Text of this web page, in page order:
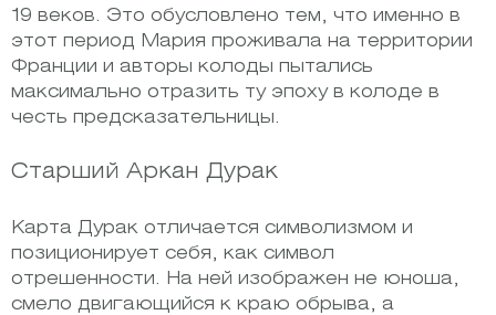
19 веков. Это обусловлено тем, что именно в
этот период Мария проживала на территории
Франции и авторы колоды пытались
максимально отразить ту эпоху в колоде в
честь предсказательницы.
Старший Аркан Дурак
Карта Дурак отличается символизмом и
позиционирует себя, как символ
отрешенности. На ней изображен не юноша,
смело двигающийся к краю обрыва, а